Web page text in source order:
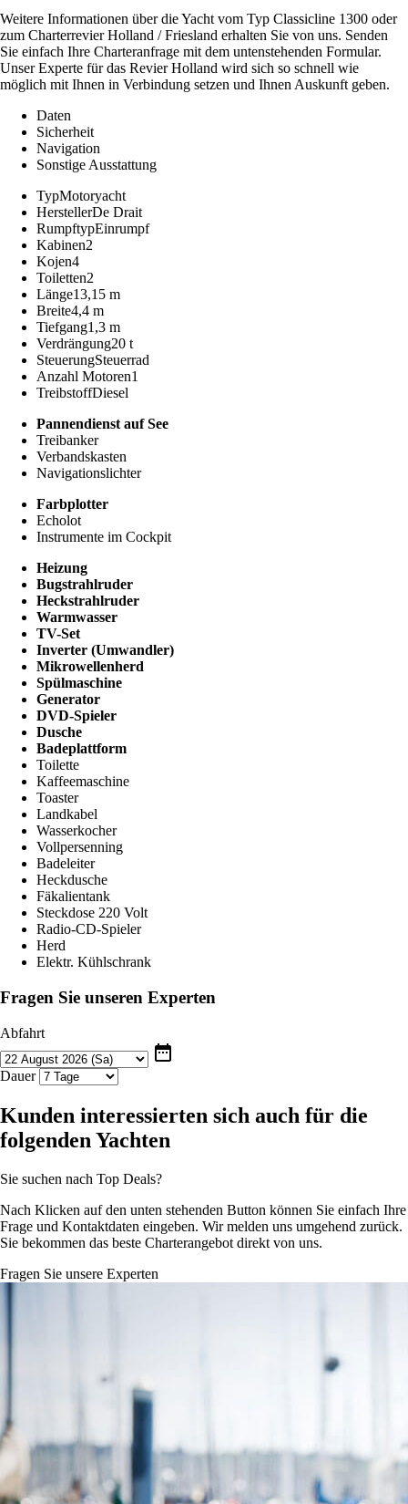
Weitere Informationen über die Yacht vom Typ Classicline 1300 oder
zum Charterrevier Holland / Friesland erhalten Sie von uns. Senden
Sie einfach Ihre Charteranfrage mit dem untenstehenden Formular.
Unser Experte für das Revier Holland wird sich so schnell wie
möglich mit Ihnen in Verbindung setzen und Ihnen Auskunft geben.
Daten
Sicherheit
Navigation
Sonstige Ausstattung
TypMotoryacht
HerstellerDe Drait
RumpftypEinrumpf
Kabinen2
Kojen4
Toiletten2
Länge13,15 m
Breite4,4 m
Tiefgang1,3 m
Verdrängung20 t
SteuerungSteuerrad
Anzahl Motoren1
TreibstoffDiesel
Pannendienst auf See
Treibanker
Verbandskasten
Navigationslichter
Farbplotter
Echolot
Instrumente im Cockpit
Heizung
Bugstrahlruder
Heckstrahlruder
Warmwasser
TV-Set
Inverter (Umwandler)
Mikrowellenherd
Spülmaschine
Generator
DVD-Spieler
Dusche
Badeplattform
Toilette
Kaffeemaschine
Toaster
Landkabel
Wasserkocher
Vollpersenning
Badeleiter
Heckdusche
Fäkalientank
Steckdose 220 Volt
Radio-CD-Spieler
Herd
Elektr. Kühlschrank
Fragen Sie unseren Experten
Abfahrt
date_range
Dauer
Kunden interessierten sich auch für die
folgenden Yachten
Sie suchen nach Top Deals?
Nach Klicken auf den unten stehenden Button können Sie einfach Ihre
Frage und Kontaktdaten eingeben. Wir melden uns umgehend zurück.
Sie bekommen das beste Charterangebot direkt von uns.
Fragen Sie unsere Experten